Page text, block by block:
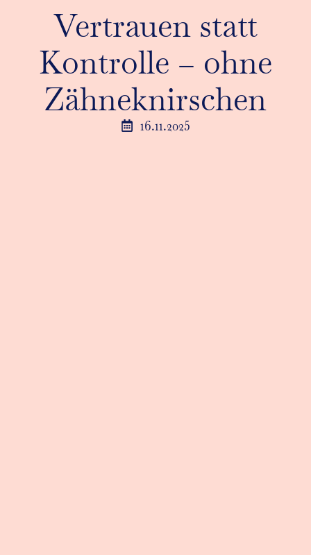
Vertrauen statt
Kontrolle – ohne
Zähneknirschen
16.11.2025